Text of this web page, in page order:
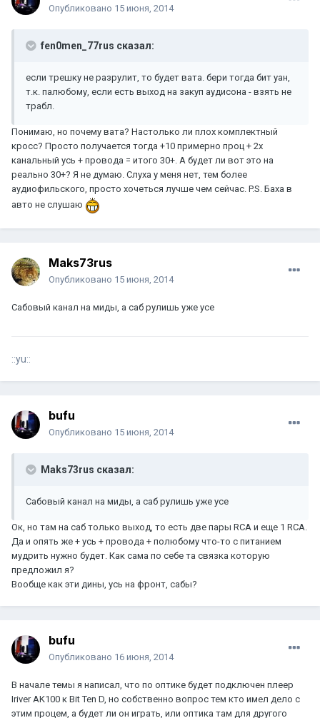
Опубликовано 15 июня, 2014
fen0men_77rus сказал:
если трешку не разрулит, то будет вата. бери тогда бит уан,
т.к. палюбому, если есть выход на закуп аудисона - взять не
трабл.
Понимаю, но почему вата? Настолько ли плох комплектный
кросс? Просто получается тогда +10 примерно проц + 2х
канальный усь + провода = итого 30+. А будет ли вот это на
реально 30+? Я не думаю. Слуха у меня нет, тем более
аудиофильского, просто хочеться лучше чем сейчас. P.S. Баха в
авто не слушаю
Maks73rus
Опубликовано 15 июня, 2014
Сабовый канал на миды, а саб рулишь уже усе
::yu::
bufu
Опубликовано 15 июня, 2014
Maks73rus сказал:
Сабовый канал на миды, а саб рулишь уже усе
Ок, но там на саб только выход, то есть две пары RCA и еще 1 RCA.
Да и опять же + усь + провода + полюбому что-то с питанием
мудрить нужно будет. Как сама по себе та связка которую
предложил я?
Вообще как эти дины, усь на фронт, сабы?
bufu
Опубликовано 16 июня, 2014
В начале темы я написал, что по оптике будет подключен плеер
Iriver AK100 к Bit Ten D, но собственно вопрос тем кто имел дело с
этим процем, а будет ли он играть, или оптика там для другого